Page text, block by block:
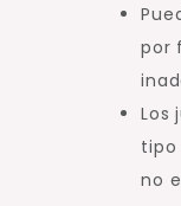
por
Los
tipo
no